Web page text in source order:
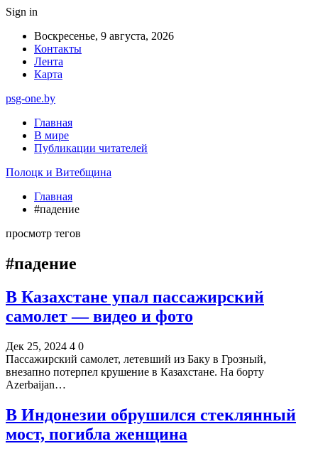
Sign in
Воскресенье, 9 августа, 2026
Контакты
Лента
Карта
psg-one.by
Главная
В мире
Публикации читателей
Полоцк и Витебщина
Главная
#падение
просмотр тегов
#падение
В Казахстане упал пассажирский
самолет — видео и фото
Дек 25, 2024 4 0
Пассажирский самолет, летевший из Баку в Грозный,
внезапно потерпел крушение в Казахстане. На борту
Azerbaijan…
В Индонезии обрушился стеклянный
мост, погибла женщина